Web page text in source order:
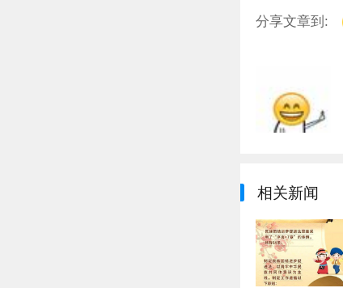
分享文章到:
相关新闻